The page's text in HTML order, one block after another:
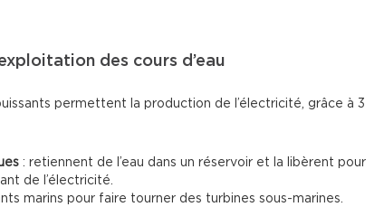
des cours d’eau
permettent la production de l’électricité, grâce à 3
: retiennent de l’eau dans un réservoir et la libèrent pour
de l’électricité.
marins pour faire tourner des turbines sous-marines.